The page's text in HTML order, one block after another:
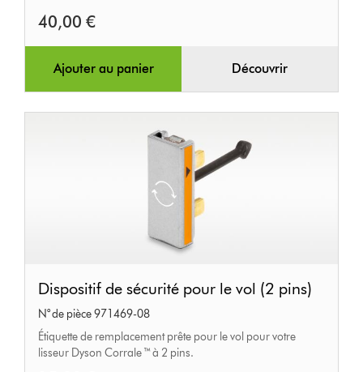
40,00 €
Ajouter au panier Découvrir
de
sécurité
pour
Dispositif de sécurité pour le vol (2 pins)
N° de pièce 971469-08
Étiquette de remplacement prête pour le vol pour votre
lisseur Dyson Corrale ™ à 2 pins.